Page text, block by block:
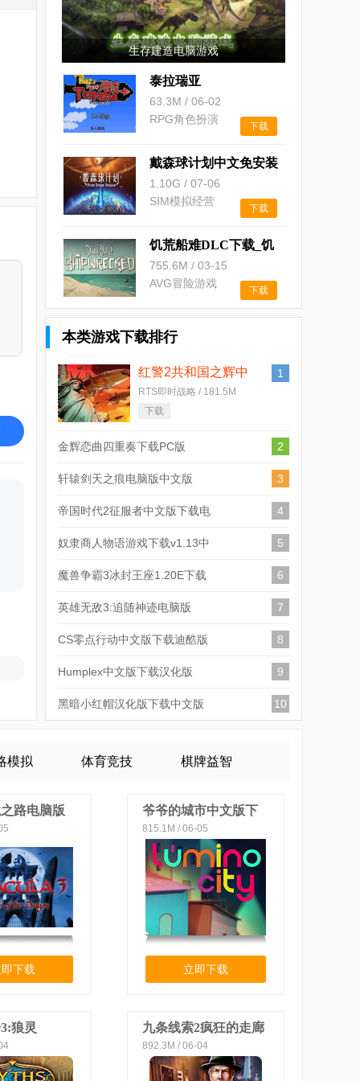
生存建造电脑游戏
泰拉瑞亚
63.3M / 06-02
RPG角色扮演
下载
戴森球计划中文免安装
版下载
1.10G / 07-06
SIM模拟经营
下载
饥荒船难DLC下载_饥
荒失落之船中文版下载
755.6M / 03-15
AVG冒险游戏
下载
本类游戏下载排行
红警2共和国之辉中
文版中文电脑版
RTS即时战略 / 181.5M
下载
1
金辉恋曲四重奏下载PC版 2
轩辕剑天之痕电脑版中文版 3
帝国时代2征服者中文版下载电
脑版
4
奴隶商人物语游戏下载v1.13中
文版
5
魔兽争霸3冰封王座1.20E下载
(含版本转换1.24)破解版
6
英雄无敌3:追随神迹电脑版 7
CS零点行动中文版下载迪酷版 8
Humplex中文版下载汉化版 9
黑暗小红帽汉化版下载中文版 10
模拟 体育竞技 棋牌益智
路电脑版
下载
爷爷的城市中文版下
载
815.1M / 06-05
立即下载
狼灵
九条线索2疯狂的走廊
下载
892.3M / 06-04